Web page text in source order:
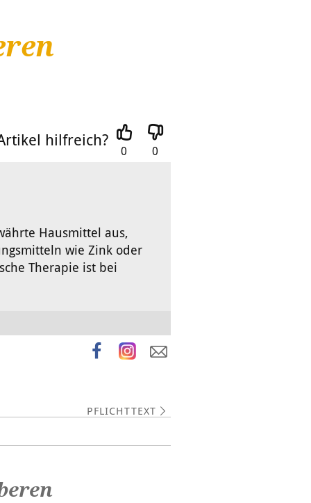
hilfreich?
0 0
Hausmittel aus,
wie Zink oder
Therapie ist bei
PFLICHTTEXT